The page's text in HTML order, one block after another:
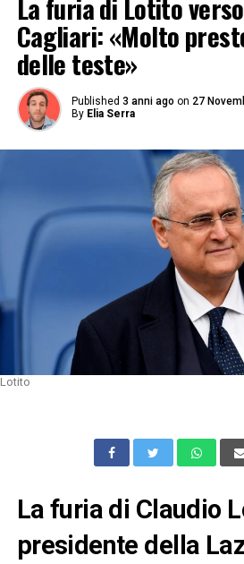
La furia di Lotito
Cagliari: «Molto
delle teste»
Published 3 anni ago on 27
By Elia Serra
Lotito
La furia di Claudio
presidente della